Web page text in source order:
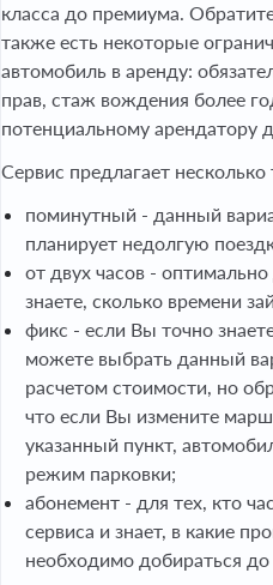
класса до премиума.
также есть некоторые
автомобиль в аренду:
прав, стаж вождения более
потенциальному арендатору
Сервис предлагает
поминутный - данный
планирует недолгую
от двух часов -
знаете, сколько времени
фикс - если Вы точно
можете выбрать данный
расчетом стоимости, но
что если Вы измените
указанный пункт,
режим парковки;
абонемент - для тех, кто
сервиса и знает, в какие
необходимо добираться до